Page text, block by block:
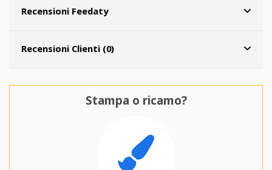
Recensioni Feedaty
Recensioni Clienti (0)
Stampa o ricamo?